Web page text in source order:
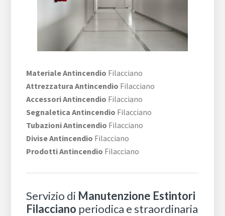
Materiale Antincendio Filacciano
Attrezzatura Antincendio Filacciano
Accessori Antincendio Filacciano
Segnaletica Antincendio Filacciano
Tubazioni Antincendio Filacciano
Divise Antincendio Filacciano
Prodotti Antincendio Filacciano
Servizio di Manutenzione Estintori
Filacciano periodica e straordinaria